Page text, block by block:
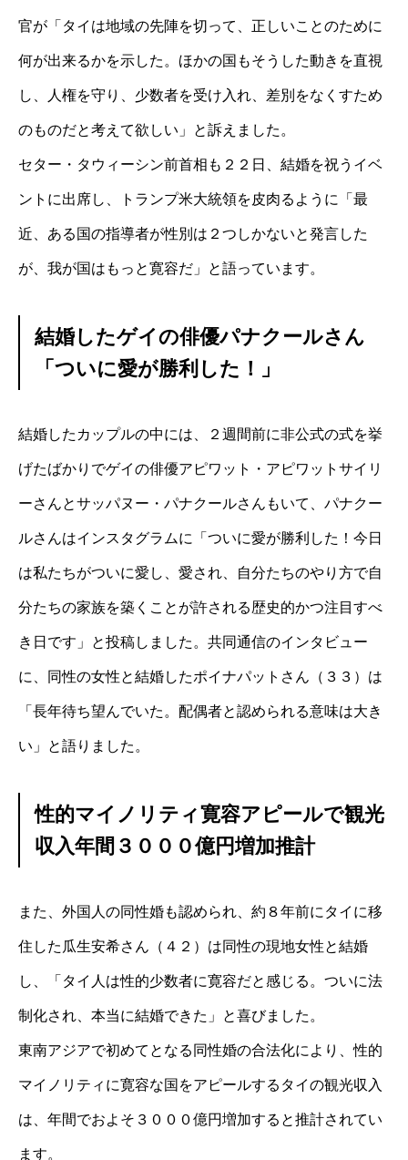
官が「タイは地域の先陣を切って、正しいことのために
何が出来るかを示した。ほかの国もそうした動きを直視
し、人権を守り、少数者を受け入れ、差別をなくすため
のものだと考えて欲しい」と訴えました。
セター・タウィーシン前首相も２２日、結婚を祝うイベ
ントに出席し、トランプ米大統領を皮肉るように「最
近、ある国の指導者が性別は２つしかないと発言した
が、我が国はもっと寛容だ」と語っています。
結婚したゲイの俳優パナクールさん
「ついに愛が勝利した！」
結婚したカップルの中には、２週間前に非公式の式を挙
げたばかりでゲイの俳優アピワット・アピワットサイリ
ーさんとサッパヌー・パナクールさんもいて、パナクー
ルさんはインスタグラムに「ついに愛が勝利した！今日
は私たちがついに愛し、愛され、自分たちのやり方で自
分たちの家族を築くことが許される歴史的かつ注目すべ
き日です」と投稿しました。共同通信のインタビュー
に、同性の女性と結婚したポイナパットさん（３３）は
「長年待ち望んでいた。配偶者と認められる意味は大き
い」と語りました。
性的マイノリティ寛容アピールで観光
収入年間３０００億円増加推計
また、外国人の同性婚も認められ、約８年前にタイに移
住した瓜生安希さん（４２）は同性の現地女性と結婚
し、「タイ人は性的少数者に寛容だと感じる。ついに法
制化され、本当に結婚できた」と喜びました。
東南アジアで初めてとなる同性婚の合法化により、性的
マイノリティに寛容な国をアピールするタイの観光収入
は、年間でおよそ３０００億円増加すると推計されてい
ます。